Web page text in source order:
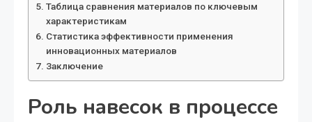
Таблица сравнения материалов по ключевым
характеристикам
Статистика эффективности применения
инновационных материалов
Заключение
Роль навесок в процессе